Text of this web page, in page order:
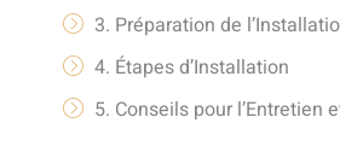
3. Préparation de
4. Étapes d’Installation
5. Conseils pour l’Entretien